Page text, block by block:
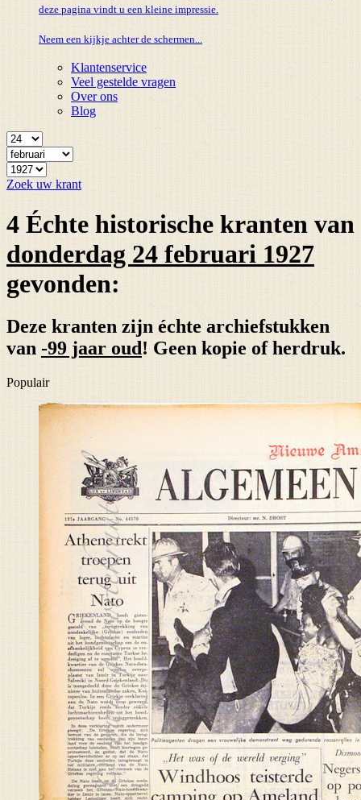
deze pagina vindt u een kleine impressie.
Neem een kijkje achter de schermen...
Klantenservice
Veel gestelde vragen
Over ons
Blog
Zoek uw krant
4 Échte historische kranten van
donderdag 24 februari 1927
gevonden:
Deze kranten zijn échte archiefstukken
van -99 jaar oud ! Geen kopie of herdruk.
Populair